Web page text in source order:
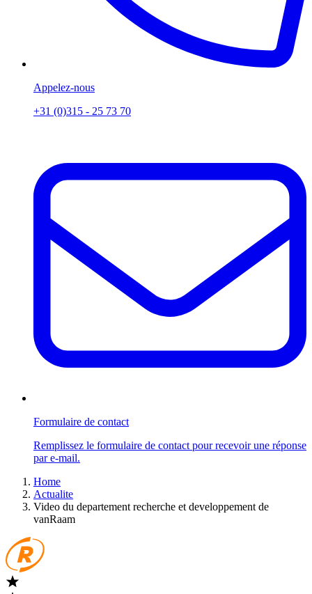
Appelez-nous
+31 (0)315 - 25 73 70
Formulaire de contact
Remplissez le formulaire de contact pour recevoir une réponse
par e-mail.
Home
Actualite
Video du departement recherche et developpement de
vanRaam